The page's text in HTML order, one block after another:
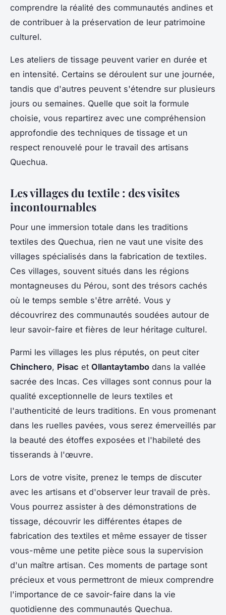
comprendre la réalité des communautés andines et
de contribuer à la préservation de leur patrimoine
culturel.
Les ateliers de tissage peuvent varier en durée et
en intensité. Certains se déroulent sur une journée,
tandis que d'autres peuvent s'étendre sur plusieurs
jours ou semaines. Quelle que soit la formule
choisie, vous repartirez avec une compréhension
approfondie des techniques de tissage et un
respect renouvelé pour le travail des artisans
Quechua.
Les villages du textile : des visites
incontournables
Pour une immersion totale dans les traditions
textiles des Quechua, rien ne vaut une visite des
villages spécialisés dans la fabrication de textiles.
Ces villages, souvent situés dans les régions
montagneuses du Pérou, sont des trésors cachés
où le temps semble s'être arrêté. Vous y
découvrirez des communautés soudées autour de
leur savoir-faire et fières de leur héritage culturel.
Parmi les villages les plus réputés, on peut citer
Chinchero, Pisac et Ollantaytambo dans la vallée
sacrée des Incas. Ces villages sont connus pour la
qualité exceptionnelle de leurs textiles et
l'authenticité de leurs traditions. En vous promenant
dans les ruelles pavées, vous serez émerveillés par
la beauté des étoffes exposées et l'habileté des
tisserands à l'œuvre.
Lors de votre visite, prenez le temps de discuter
avec les artisans et d'observer leur travail de près.
Vous pourrez assister à des démonstrations de
tissage, découvrir les différentes étapes de
fabrication des textiles et même essayer de tisser
vous-même une petite pièce sous la supervision
d'un maître artisan. Ces moments de partage sont
précieux et vous permettront de mieux comprendre
l'importance de ce savoir-faire dans la vie
quotidienne des communautés Quechua.